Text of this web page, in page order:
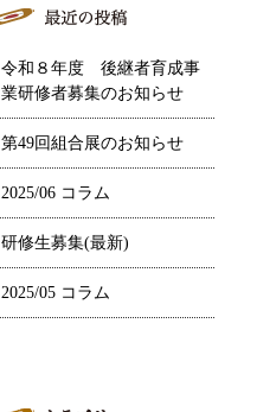
令和８年度 後継者育成事
業研修者募集のお知らせ
第49回組合展のお知らせ
2025/06 コラム
研修生募集(最新)
2025/05 コラム